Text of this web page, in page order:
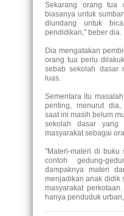
Sekarang orang tua
biasanya untuk
diundang untuk
pendidikan," beber dia.
Dia mengatakan
orang tua perlu
sebab sekolah dasar
luas.
Sementara itu
penting, menurut dia,
saat ini masih belum
sekolah dasar yang
masyarakat sebagai
"Materi-materi di buku
contoh gedung-
dampaknya materi
menjadikan anak didik
masyarakat
hanya penduduk